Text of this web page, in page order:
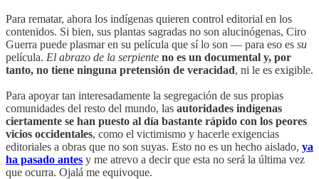
Para rematar, ahora los indígenas quieren control editorial en los
contenidos. Si bien, sus plantas sagradas no son alucinógenas, Ciro
Guerra puede plasmar en su película que sí lo son — para eso es su
película. El abrazo de la serpiente no es un documental y, por
tanto, no tiene ninguna pretensión de veracidad, ni le es exigible.
Para apoyar tan interesadamente la segregación de sus propias
comunidades del resto del mundo, las autoridades indígenas
ciertamente se han puesto al día bastante rápido con los peores
vicios occidentales, como el victimismo y hacerle exigencias
editoriales a obras que no son suyas. Esto no es un hecho aislado, ya
ha pasado antes y me atrevo a decir que esta no será la última vez
que ocurra. Ojalá me equivoque.